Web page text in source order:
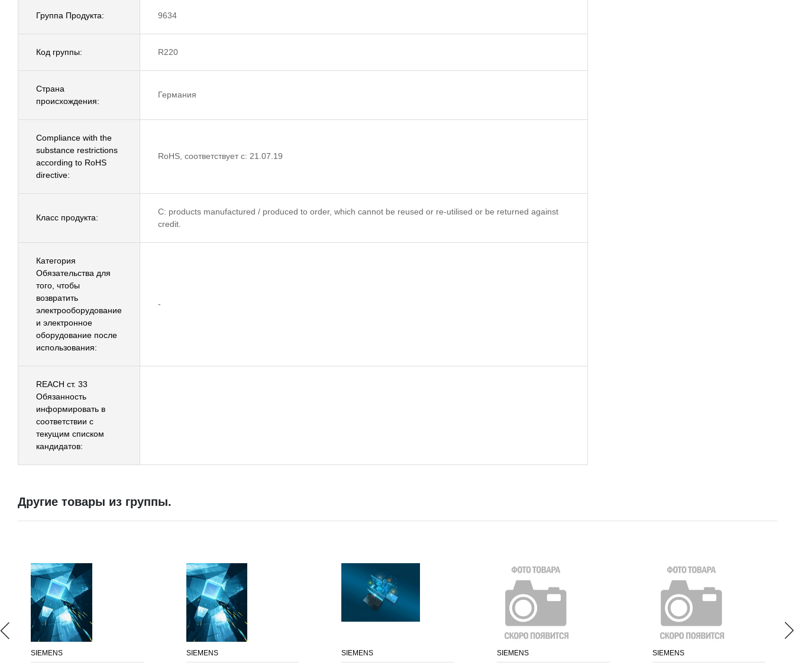
Группа Продукта: 9634
Код группы: R220
Страна
происхождения:
Германия
Compliance with the
substance restrictions
according to RoHS
directive:
RoHS, соответствует с: 21.07.19
Класс продукта:
C: products manufactured / produced to order, which cannot be reused or re-utilised or be returned against
credit.
Категория
Обязательства для
того, чтобы
возвратить
электрооборудование
и электронное
оборудование после
использования:
-
REACH ст. 33
Обязанность
информировать в
соответствии с
текущим списком
кандидатов:
Другие товары из группы.
SIEMENS SIEMENS SIEMENS SIEMENS SIEMENS